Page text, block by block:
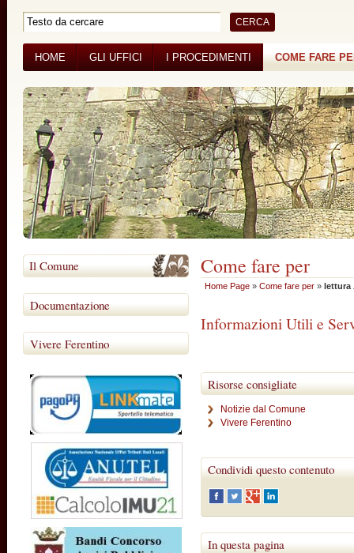
HOME GLI UFFICI I PROCEDIMENTI COME FARE
BANDI DI GARA CONCORSI
Il Comune
Documentazione
Vivere Ferentino
Come fare per
Home Page »Come fare per »lettura
Informazioni Utili e
Risorse consigliate
Notizie dal Comune
Vivere Ferentino
Condividi questo contenuto
In questa pagina